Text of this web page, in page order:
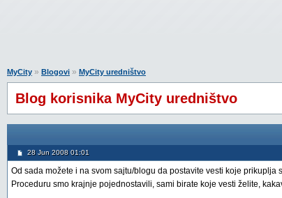
MyCity » Blogovi » MyCity uredništvo
Blog korisnika MyCity uredništvo
28 Jun 2008 01:01
Od sada možete i na svom sajtu/blogu da postavite vesti koje prikuplja
Proceduru smo krajnje pojednostavili, sami birate koje vesti želite,